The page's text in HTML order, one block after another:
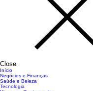
Close
Início
Negócios e Finanças
Saúde e Beleza
Tecnologia